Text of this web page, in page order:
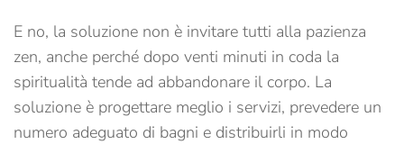
E no, la soluzione non è invitare tutti alla pazienza
zen, anche perché dopo venti minuti in coda la
spiritualità tende ad abbandonare il corpo. La
soluzione è progettare meglio i servizi, prevedere un
numero adeguato di bagni e distribuirli in modo